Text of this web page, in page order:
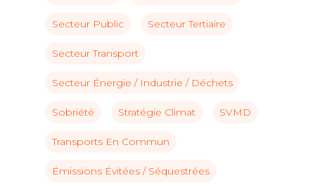
Secteur Public Secteur Tertiaire
Secteur Transport
Secteur Énergie / Industrie / Déchets
Sobriété Stratégie Climat SVMD
Transports En Commun
Émissions Évitées / Séquestrées